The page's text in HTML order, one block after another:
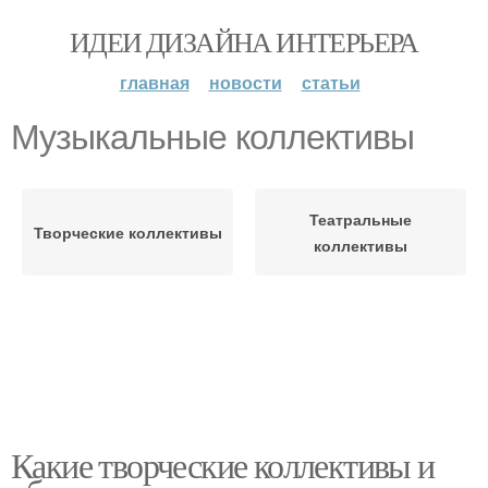
ИДЕИ ДИЗАЙНА ИНТЕРЬЕРА
главная новости статьи
Музыкальные коллективы
Творческие коллективы
Театральные
коллективы
Какие творческие коллективы и